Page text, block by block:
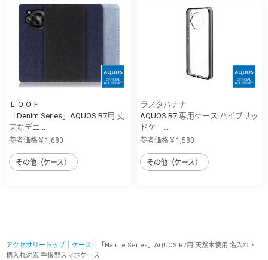
ＬＯＯＦ
「Denim Series」AQUOS R7用 丈
夫なデニ...
参考価格￥1,680
その他（ケース）
ラスタバナナ
AQUOS R7 専用ケース ハイブリッ
ドケー...
参考価格￥1,580
その他（ケース）
アクセサリートップ ケース ｜「Nature Series」AQUOS R7用 天然木使用 名入れ・
柄入れ対応 手帳型スマホケース